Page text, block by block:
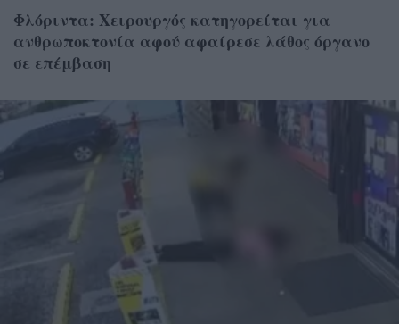
Φλόριντα: Χειρουργός κατηγορείται για
ανθρωποκτονία αφού αφαίρεσε λάθος όργανο
σε επέμβαση